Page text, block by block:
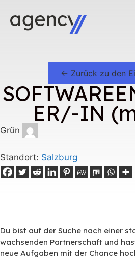
Inhalt
springen
← Zurück zu den
ER/-IN
Grün
Standort: Salzburg
Du bist auf der Suche nach einer
wachsenden Partnerschaft und
neue Aufgaben mit der Chance